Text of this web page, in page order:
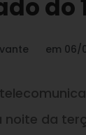
do
em 06/
noite da